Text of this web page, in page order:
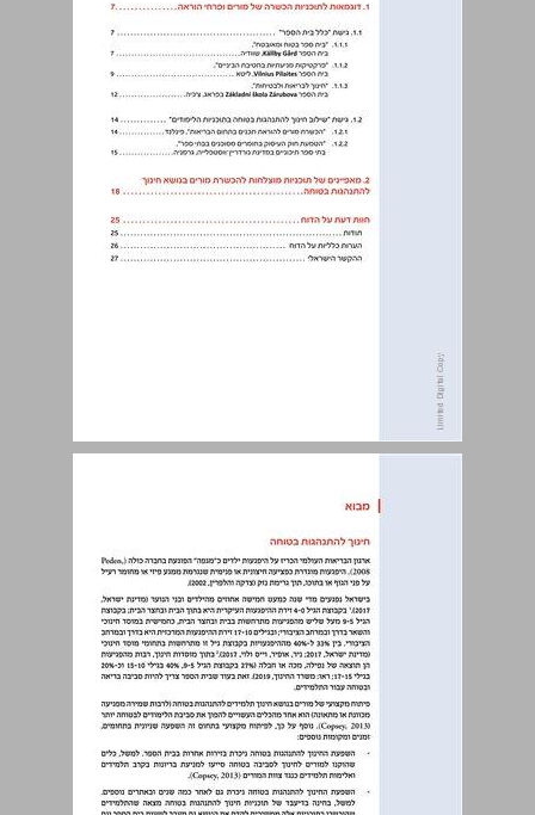
תוכן עניינים ... 3